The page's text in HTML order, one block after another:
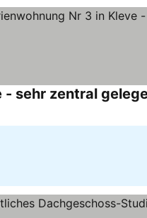
- sehr zentral